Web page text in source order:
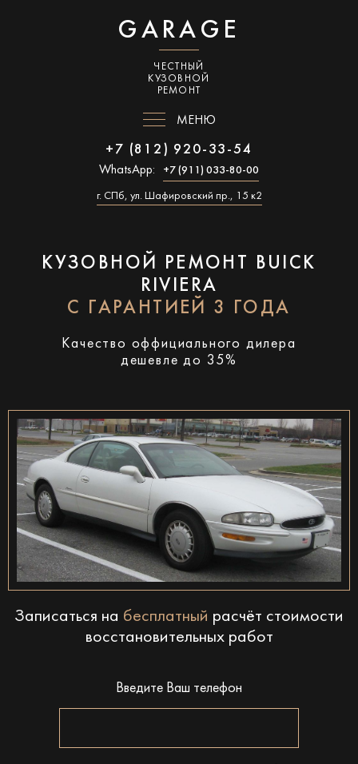
GARAGE
ЧЕСТНЫЙ
КУЗОВНОЙ
РЕМОНТ
МЕНЮ
+7 (812) 920-33-54
WhatsApp: +7 (911) 033-80-00
г. СПб, ул. Шафировский пр., 15 к2
КУЗОВНОЙ РЕМОНТ BUICK
RIVIERA
С ГАРАНТИЕЙ 3 ГОДА
Качество оффициального дилера
дешевле до 35%
Записаться на бесплатный расчёт стоимости
восстановительных работ
Введите Ваш телефон